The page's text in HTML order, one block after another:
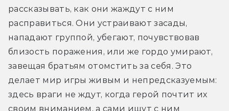
рассказывать, как они жаждут с ним
расправиться. Они устраивают засады,
нападают группой, убегают, почувствовав
близость поражения, или же гордо умирают,
завещая братьям отомстить за себя. Это
делает мир игры живым и непредсказуемым:
здесь враги не ждут, когда герой почтит их
своим вниманием, а сами ищут с ним